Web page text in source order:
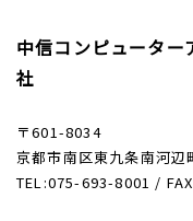
中信コンピュータ
社
〒601-8034
京都市南区東九条南河辺
TEL:075-693-8001 /